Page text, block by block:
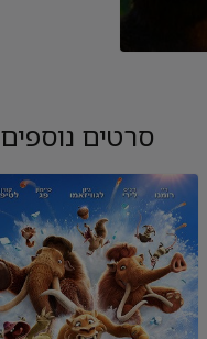
סרטים נוספים